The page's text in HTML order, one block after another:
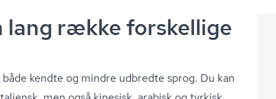
lang række forskellige
kendte og mindre udbredte sprog. Du kan